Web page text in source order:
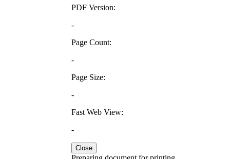
PDF Version:
-
Page Count:
-
Page Size:
-
Fast Web View:
-
Close